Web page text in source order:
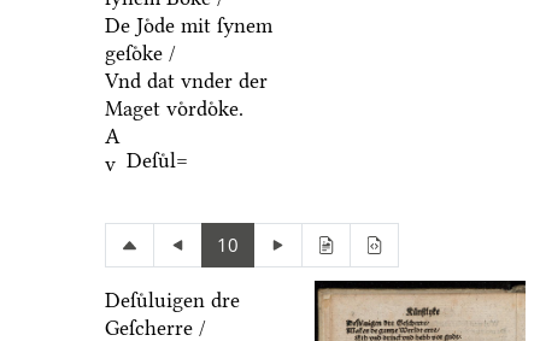
De Joͤde mit ſynem
geſoͤke /
Vnd dat vnder der
Maget voͤrdoͤke.
A
v Deſuͤl=
10
Deſuͤluigen dre
Geſcherre /